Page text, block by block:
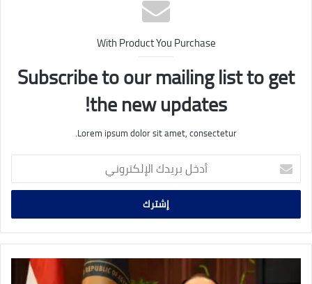
With Product You Purchase
Subscribe to our mailing list to get
the new updates!
Lorem ipsum dolor sit amet, consectetur.
أدخل
بريدك
الإلكتروني